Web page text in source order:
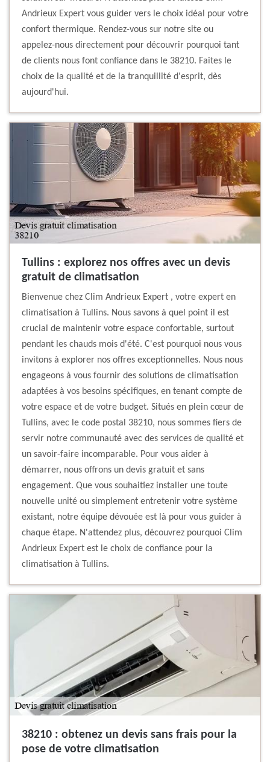
Andrieux Expert vous guider vers le choix idéal pour votre
confort thermique. Rendez-vous sur notre site ou
appelez-nous directement pour découvrir pourquoi tant
de clients nous font confiance dans le 38210. Faites le
choix de la qualité et de la tranquillité d'esprit, dès
aujourd'hui.
Tullins : explorez nos offres avec un devis
gratuit de climatisation
Bienvenue chez Clim Andrieux Expert , votre expert en
climatisation à Tullins. Nous savons à quel point il est
crucial de maintenir votre espace confortable, surtout
pendant les chauds mois d'été. C'est pourquoi nous vous
invitons à explorer nos offres exceptionnelles. Nous nous
engageons à vous fournir des solutions de climatisation
adaptées à vos besoins spécifiques, en tenant compte de
votre espace et de votre budget. Situés en plein cœur de
Tullins, avec le code postal 38210, nous sommes fiers de
servir notre communauté avec des services de qualité et
un savoir-faire incomparable. Pour vous aider à
démarrer, nous offrons un devis gratuit et sans
engagement. Que vous souhaitiez installer une toute
nouvelle unité ou simplement entretenir votre système
existant, notre équipe dévouée est là pour vous guider à
chaque étape. N'attendez plus, découvrez pourquoi Clim
Andrieux Expert est le choix de confiance pour la
climatisation à Tullins.
38210 : obtenez un devis sans frais pour la
pose de votre climatisation